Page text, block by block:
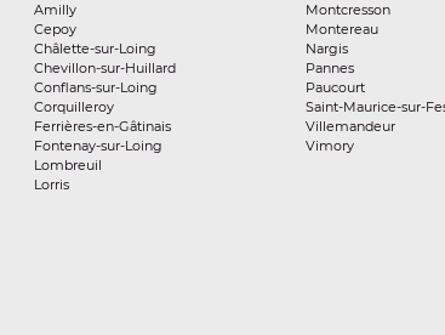
Amilly
Cepoy
Châlette-sur-Loing
Chevillon-sur-Huillard
Conflans-sur-Loing
Corquilleroy
Ferrières-en-Gâtinais
Fontenay-sur-Loing
Lombreuil
Lorris
Montcresson
Montereau
Nargis
Pannes
Paucourt
Saint-Maurice-sur-
Villemandeur
Vimory